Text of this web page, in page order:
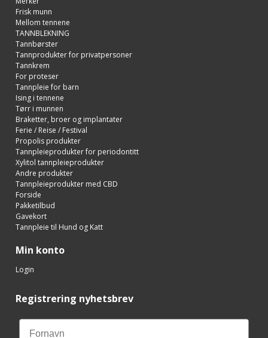
Frisk munn
Mellom tennene
TANNBLEKNING
Tannbørster
Tannprodukter for privatpersoner
Tannkrem
For proteser
Tannpleie for barn
Ising i tennene
Tørr i munnen
Braketter, broer og implantater
Ferie / Reise / Festival
Propolis produkter
Tannpleieprodukter for periodontitt
Xylitol tannpleieprodukter
Andre produkter
Tannpleieprodukter med CBD
Forside
Pakketilbud
Gavekort
Tannpleie til Hund og Katt
Min konto
Login
Registrering nyhetsbrev